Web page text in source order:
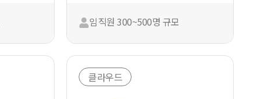
임직원 300~500명 규모
클라우드